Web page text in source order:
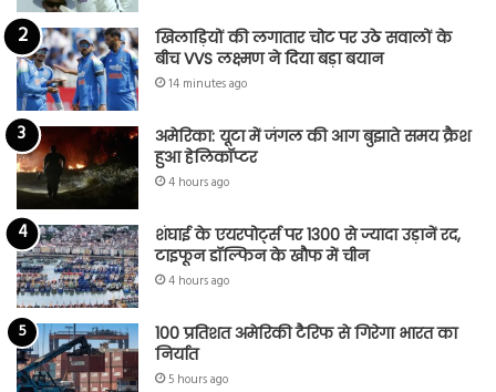
खिलाड़ियों की लगातार चोट पर उठे सवालों के
बीच VVS लक्ष्मण ने दिया बड़ा बयान
14 minutes ago
अमेरिका: यूटा में जंगल की आग बुझाते समय क्रैश
हुआ हेलिकॉप्टर
4 hours ago
शंघाई के एयरपोर्ट्स पर 1300 से ज्यादा उड़ानें रद,
टाइफून डॉल्फिन के खौफ में चीन
4 hours ago
100 प्रतिशत अमेरिकी टैरिफ से गिरेगा भारत का
निर्यात
5 hours ago